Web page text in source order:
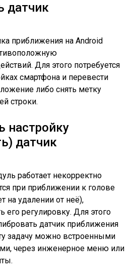
датчик
приближения на Android
Для этого потребуется
смартфона и перевести
либо снять метку
строки.
настройку
датчик
работает некорректно
при приближении к голове
на удалении от неё),
его регулировку. Для этого
датчик приближения
задачу можно встроенными
через инженерное меню или